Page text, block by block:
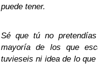
puede tener.
Sé que tú no
mayoría de los que
tuvieseis ni idea de lo